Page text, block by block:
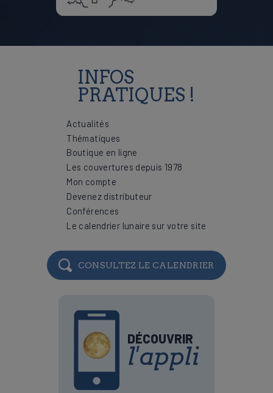
INFOS
PRATIQUES !
Actualités
Thématiques
Boutique en ligne
Les couvertures depuis 1978
Mon compte
Devenez distributeur
Conférences
Le calendrier lunaire sur votre site
CONSULTEZ LE CALENDRIER
DÉCOUVRIR
l'appli